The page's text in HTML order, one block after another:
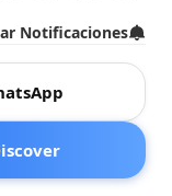
Notificaciones